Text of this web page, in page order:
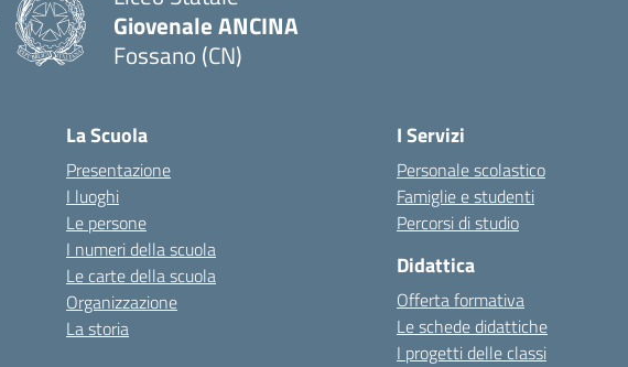
Giovenale ANCINA
Fossano (CN)
La Scuola
Presentazione
I luoghi
Le persone
I numeri della scuola
Le carte della scuola
Organizzazione
La storia
I Servizi
Personale scolastico
Famiglie e studenti
Percorsi di studio
Didattica
Offerta formativa
Le schede didattiche
I progetti delle classi